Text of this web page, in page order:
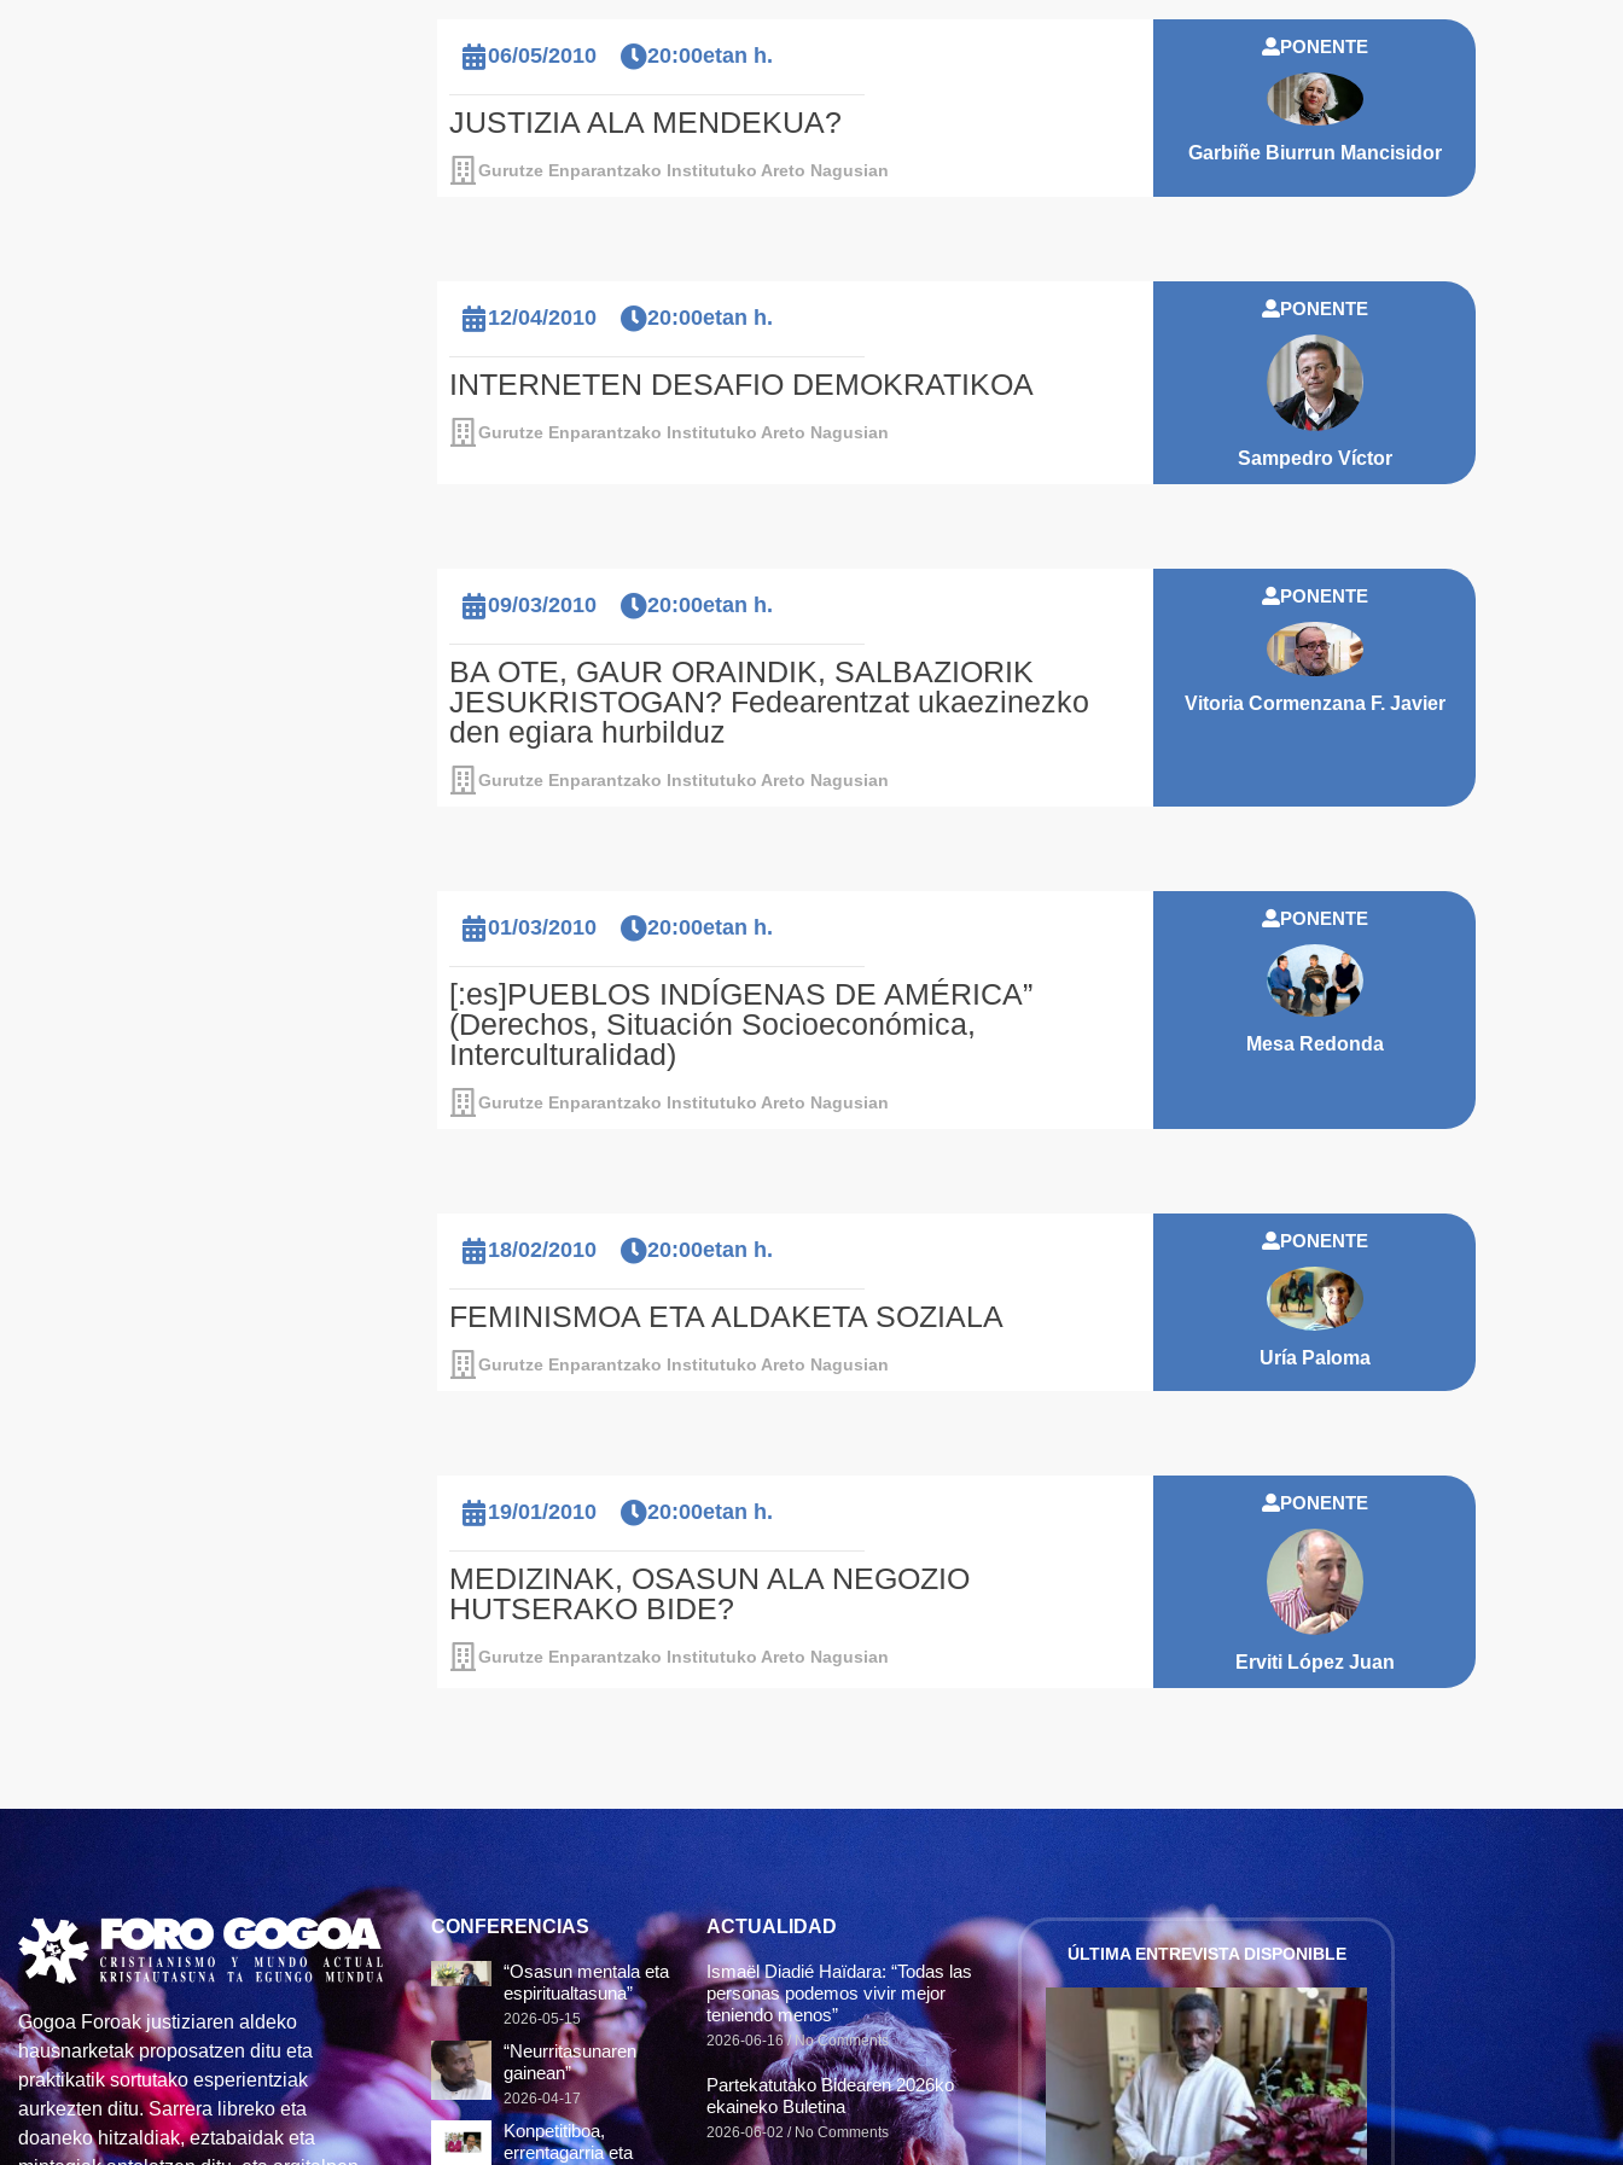
06/05/2010 20:00etan h.
JUSTIZIA ALA MENDEKUA?
Gurutze Enparantzako Institutuko Areto Nagusian
PONENTE
Garbiñe Biurrun Mancisidor
12/04/2010 20:00etan h.
INTERNETEN DESAFIO DEMOKRATIKOA
Gurutze Enparantzako Institutuko Areto Nagusian
PONENTE
Sampedro Víctor
09/03/2010 20:00etan h.
BA OTE, GAUR ORAINDIK, SALBAZIORIK
JESUKRISTOGAN? Fedearentzat ukaezinezko
den egiara hurbilduz
Gurutze Enparantzako Institutuko Areto Nagusian
PONENTE
Vitoria Cormenzana F. Javier
01/03/2010 20:00etan h.
[:es]PUEBLOS INDÍGENAS DE AMÉRICA”
(Derechos, Situación Socioeconómica,
Interculturalidad)
Gurutze Enparantzako Institutuko Areto Nagusian
PONENTE
Mesa Redonda
18/02/2010 20:00etan h.
FEMINISMOA ETA ALDAKETA SOZIALA
Gurutze Enparantzako Institutuko Areto Nagusian
PONENTE
Uría Paloma
19/01/2010 20:00etan h.
MEDIZINAK, OSASUN ALA NEGOZIO
HUTSERAKO BIDE?
Gurutze Enparantzako Institutuko Areto Nagusian
PONENTE
Erviti López Juan
Gogoa Foroak justiziaren aldeko
hausnarketak proposatzen ditu eta
praktikatik sortutako esperientziak
aurkezten ditu. Sarrera libreko eta
doaneko hitzaldiak, eztabaidak eta
CONFERENCIAS
“Osasun mentala eta
espiritualtasuna”
2026-05-15
“Neurritasunaren
gainean”
2026-04-17
Konpetitiboa,
errentagarria eta
ACTUALIDAD
Ismaël Diadié Haïdara: “Todas las
personas podemos vivir mejor
teniendo menos”
2026-06-16 No Comments
Partekatutako Bidearen 2026ko
ekaineko Buletina
2026-06-02 No Comments
ÚLTIMA ENTREVISTA DISPONIBLE